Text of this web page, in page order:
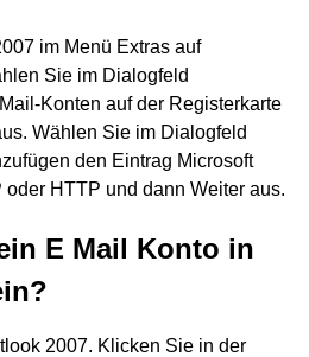
im Menü Extras auf
Sie im Dialogfeld
Konten auf der Registerkarte
Wählen Sie im Dialogfeld
den Eintrag Microsoft
oder HTTP und dann Weiter aus.
E Mail Konto in
2007. Klicken Sie in der